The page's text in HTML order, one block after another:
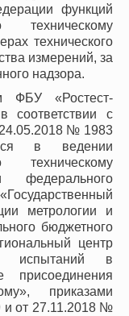
функций
техническому
технического
измерений, за
надзора.
ФБУ «Ростест-
с
№ 1983
в ведении
техническому
федерального
метрологии и
бюджетного
центр
и испытаний в
приказами
и от 27.11.2018 №